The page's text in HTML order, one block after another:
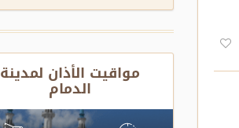
مواقيت الأذان لمدينة
الدمام